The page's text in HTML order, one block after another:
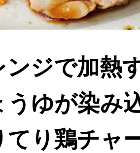
ンジで加熱
うゆが染み
てり鶏チャ